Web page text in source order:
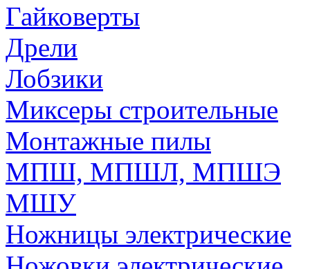
Гайковерты
Дрели
Лобзики
Миксеры строительные
Монтажные пилы
МПШ, МПШЛ, МПШЭ
МШУ
Ножницы электрические